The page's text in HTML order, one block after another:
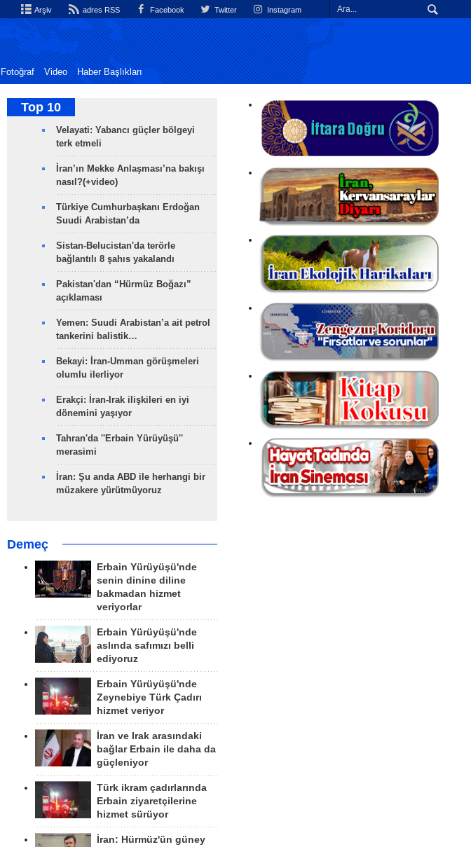
Arşiv adres RSS Facebook Twitter Instagram
Fotoğraf Video Haber Başlıkları
Top 10
Velayati: Yabancı güçler bölgeyi
terk etmeli
İran’ın Mekke Anlaşması’na bakışı
nasıl?(+video)
Türkiye Cumhurbaşkanı Erdoğan
Suudi Arabistan’da
Sistan-Belucistan'da terörle
bağlantılı 8 şahıs yakalandı
Pakistan'dan “Hürmüz Boğazı”
açıklaması
Yemen: Suudi Arabistan’a ait petrol
tankerini balistik…
Bekayi: İran-Umman görüşmeleri
olumlu ilerliyor
Erakçi: İran-Irak ilişkileri en iyi
dönemini yaşıyor
Tahran'da ''Erbain Yürüyüşü''
merasimi
İran: Şu anda ABD ile herhangi bir
müzakere yürütmüyoruz
Demeç
Erbain Yürüyüşü'nde
senin dinine diline
bakmadan hizmet
veriyorlar
Erbain Yürüyüşü'nde
aslında safımızı belli
ediyoruz
Erbain Yürüyüşü'nde
Zeynebiye Türk Çadırı
hizmet veriyor
İran ve Irak arasındaki
bağlar Erbain ile daha da
güçleniyor
Türk ikram çadırlarında
Erbain ziyaretçilerine
hizmet sürüyor
İran: Hürmüz'ün güney